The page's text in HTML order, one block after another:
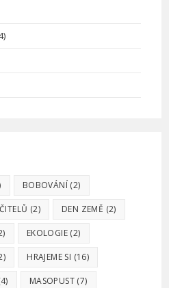
BOBOVÁNÍ (2)
(2) DEN ZEMĚ (2)
EKOLOGIE (2)
HRAJEME SI (16)
MASOPUST (7)